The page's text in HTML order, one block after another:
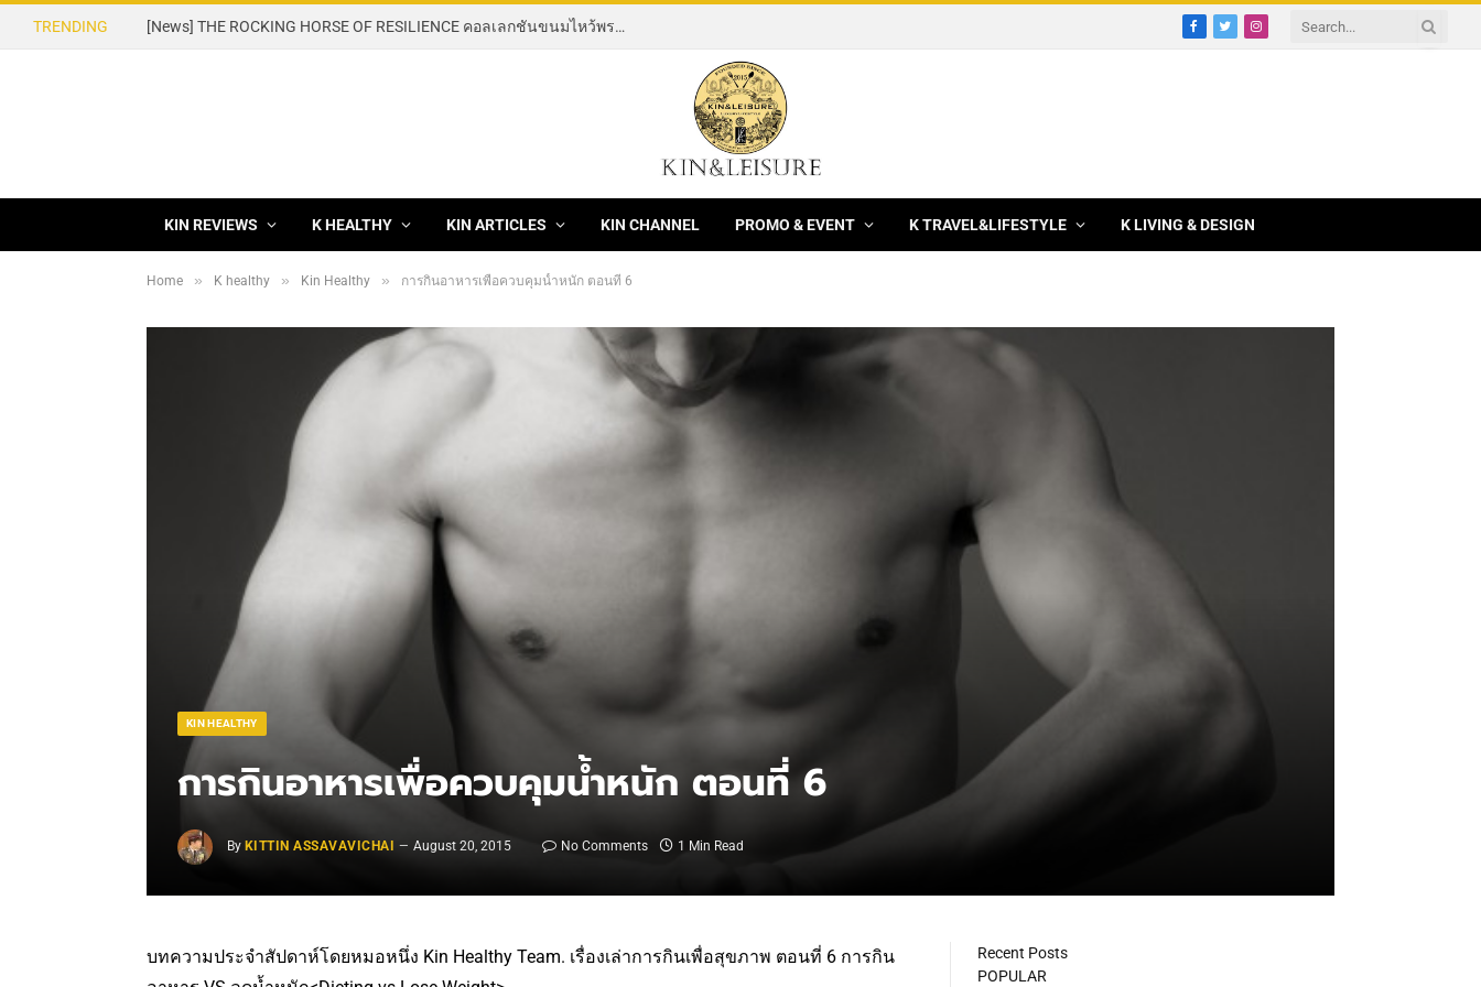
TRENDING [News] THE ROCKING HORSE OF RESILIENCE คอลเลกชันขนมไหว้พระจันทร์ mooncake ประจำปี 2569 จากBanyan Tree Bangkok 1 สิงหาคม – 25 กันยายน 2569
Facebook
TwitterInstagram
KIN REVIEWS K HEALTHY KIN ARTICLES KIN CHANNEL PROMO & EVENT K TRAVEL&LIFESTYLE K LIVING & DESIGN
Home » K healthy » Kin Healthy » การกินอาหารเพื่อควบคุมน้ำหนัก ตอนที่ 6
KIN HEALTHY
การกินอาหารเพื่อควบคุมน้ำหนัก ตอนที่ 6
By KITTIN ASSAVAVICHAI August 20, 2015 No Comments 1 Min Read
บทความประจำสัปดาห์โดยหมอหนึ่ง Kin Healthy Team. เรื่องเล่าการกินเพื่อสุขภาพ ตอนที่ 6 การกิน
Recent Posts
POPULAR